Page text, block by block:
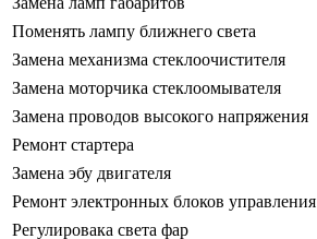
Поменять лампу ближнего света
Замена механизма стеклоочистителя
Замена моторчика стеклоомывателя
Замена проводов высокого напряжения
Ремонт стартера
Замена эбу двигателя
Ремонт электронных блоков управления
Регулировака света фар